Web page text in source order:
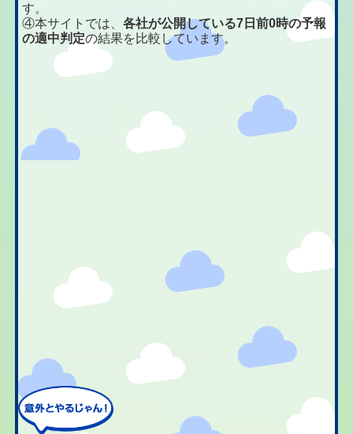
す。
④本サイトでは、各社が公開している7日前0時の予報
の適中判定の結果を比較しています。